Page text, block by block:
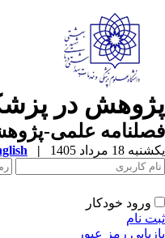
پژوهش در
فصلنامه علمی-
یکشنبه 18 مرداد 1405 |
ورود خودکار
ثبت نام
بازیابی رمز عبور